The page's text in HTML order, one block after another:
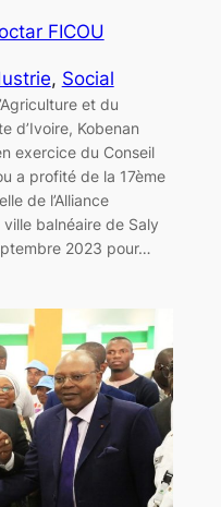
FICOU
, Social
et du
d’Ivoire, Kobenan
exercice du Conseil
a profité de la 17ème
de l’Alliance
balnéaire de Saly
2023 pour…